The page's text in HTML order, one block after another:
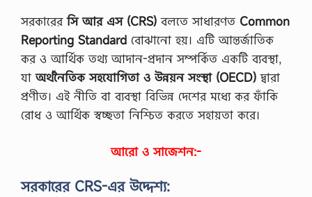
সরকারেরসি আর এস (CRS) বলতে সাধারণত Common
Reporting Standard বোঝানো হয়। এটি আন্তর্জাতিক
কর ও আর্থিক তথ্য আদান-প্রদান সম্পর্কিত একটি ব্যবস্থা,
যাঅর্থনৈতিক সহযোগিতা ও উন্নয়ন সংস্থা (OECD) দ্বারা
প্রণীত। এই নীতি বা ব্যবস্থা বিভিন্ন দেশের মধ্যে কর ফাঁকি
রোধ ও আর্থিক স্বচ্ছতা নিশ্চিত করতে সহায়তা করে।
আরো ও সাজেশন:-
সরকারের CRS-এর উদ্দেশ্য: